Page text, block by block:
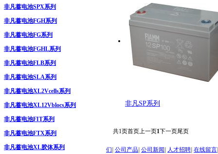
非凡SP系列
共1页首页上一页1下一页尾页
非凡蓄电池SPX系列
非凡蓄电池FGH系列
非凡蓄电池FG系列
非凡蓄电池FGHL系列
非凡蓄电池FLB系列
非凡蓄电池SLA系列
非凡蓄电池XL2Vcells系列
非凡蓄电池XL12Vblocs系列
非凡蓄电池FIT系列
非凡蓄电池FTX系列
非凡蓄电池XL胶体系列 们 公司产品 公司新闻 人才招聘 在线留言